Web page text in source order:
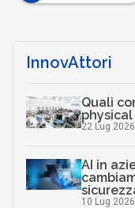
InnovAttori
Quali
physical
22 Lug 2026
AI in
10 Lug 2026